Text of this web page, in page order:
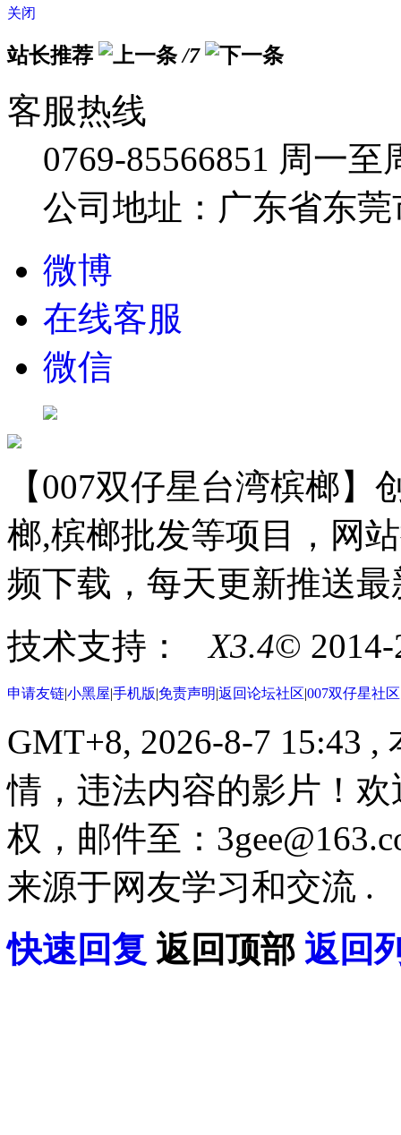
关闭
站长推荐 /7
客服热线
0769-85566851 周一至
公司地址：广东省东
微博
在线客服
微信
【007双仔星台湾槟榔
榔,槟榔批发等项目，网
频下载，每天更新推送
技术支持：
X3.4©
申请友链|小黑屋|手机版|免责声明|返回论坛社区|007双仔星社
GMT+8, 2026-8-7 15:43 ,
情，违法内容的影片！
权，邮件至：
来源于网友学习和交流 .
快速回复 返回顶部 返回